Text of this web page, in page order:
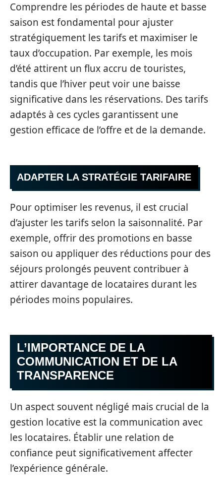
Comprendre les périodes de haute et basse
saison est fondamental pour ajuster
stratégiquement les tarifs et maximiser le
taux d’occupation. Par exemple, les mois
d’été attirent un flux accru de touristes,
tandis que l’hiver peut voir une baisse
significative dans les réservations. Des tarifs
adaptés à ces cycles garantissent une
gestion efficace de l’offre et de la demande.
ADAPTER LA STRATÉGIE TARIFAIRE
Pour optimiser les revenus, il est crucial
d’ajuster les tarifs selon la saisonnalité. Par
exemple, offrir des promotions en basse
saison ou appliquer des réductions pour des
séjours prolongés peuvent contribuer à
attirer davantage de locataires durant les
périodes moins populaires.
L’IMPORTANCE DE LA
COMMUNICATION ET DE LA
TRANSPARENCE
Un aspect souvent négligé mais crucial de la
gestion locative est la communication avec
les locataires. Établir une relation de
confiance peut significativement affecter
l’expérience générale.